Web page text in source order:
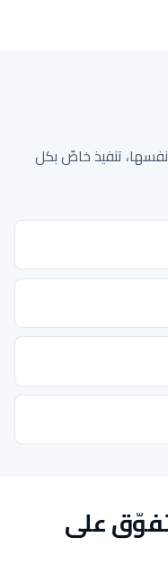
تنفيذ خاصّ بكل
على